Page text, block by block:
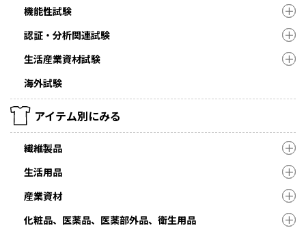
機能性試験
認証・分析関連試験
生活産業資材試験
海外試験
アイテム別にみる
繊維製品
生活用品
産業資材
化粧品、医薬品、医薬部外品、衛生用品